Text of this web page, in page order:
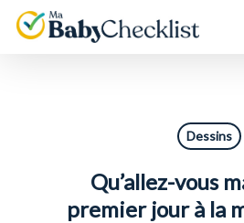
Skip
Dessins
Qu’allez-vous
premier jour à la